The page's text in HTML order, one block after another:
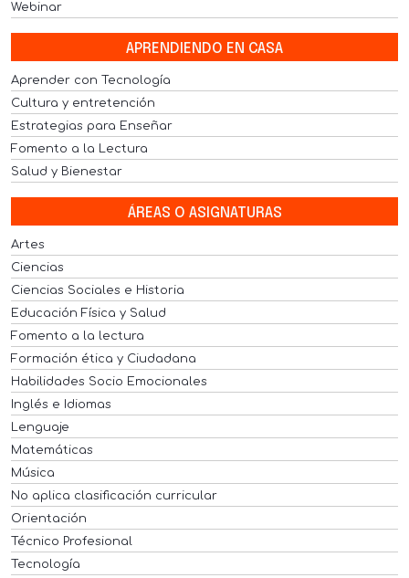
Webinar
APRENDIENDO EN CASA
Aprender con Tecnología
Cultura y entretención
Estrategias para Enseñar
Fomento a la Lectura
Salud y Bienestar
ÁREAS O ASIGNATURAS
Artes
Ciencias
Ciencias Sociales e Historia
Educación Física y Salud
Fomento a la lectura
Formación ética y Ciudadana
Habilidades Socio Emocionales
Inglés e Idiomas
Lenguaje
Matemáticas
Música
No aplica clasificación curricular
Orientación
Técnico Profesional
Tecnología